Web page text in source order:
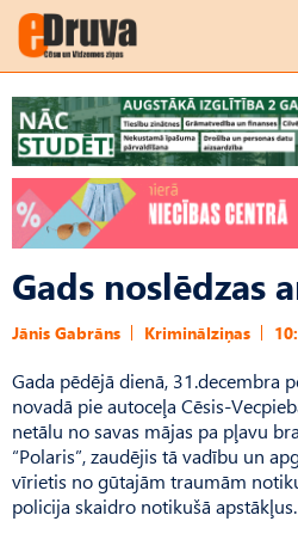
Gads noslēdzas
Jānis Gabrāns Kriminālziņas
Gada pēdējā dienā, 31.decembra
novadā pie autoceļa Cēsis-
netālu no savas mājas pa pļavu
“Polaris”, zaudējis tā vadību un
vīrietis no gūtajām traumām
policija skaidro notikušā apstākļus.